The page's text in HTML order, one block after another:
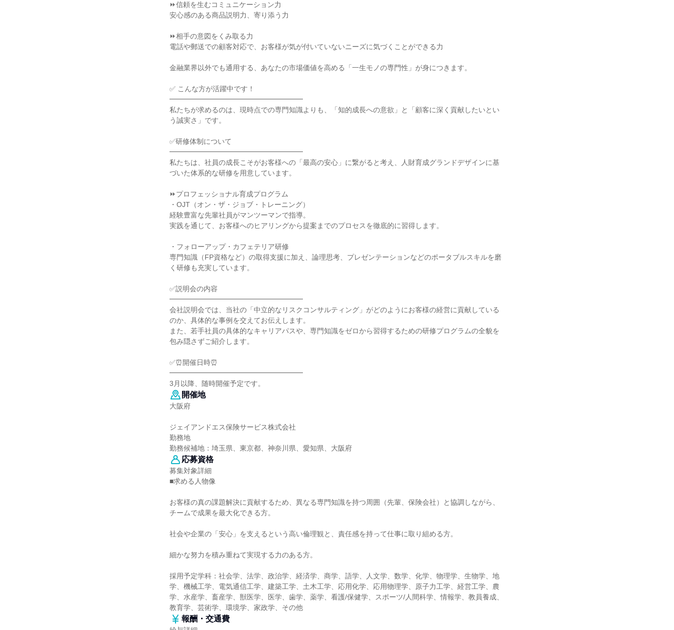
⏩信頼を生むコミュニケーション力
安心感のある商品説明力、寄り添う力
⏩相手の意図をくみ取る力
電話や郵送での顧客対応で、お客様が気が付いていないニーズに気づくことができる力
金融業界以外でも通用する、あなたの市場価値を高める「一生モノの専門性」が身につきます。
✅ こんな方が活躍中です！
━━━━━━━━━━━━━━━━━━━
私たちが求めるのは、現時点での専門知識よりも、「知的成長への意欲」と「顧客に深く貢献したいとい
う誠実さ」です。
✅研修体制について
━━━━━━━━━━━━━━━━━━━
私たちは、社員の成長こそがお客様への「最高の安心」に繋がると考え、人財育成グランドデザインに基
づいた体系的な研修を用意しています。
⏩プロフェッショナル育成プログラム
・OJT（オン・ザ・ジョブ・トレーニング）
経験豊富な先輩社員がマンツーマンで指導。
実践を通じて、お客様へのヒアリングから提案までのプロセスを徹底的に習得します。
・フォローアップ・カフェテリア研修
専門知識（FP資格など）の取得支援に加え、論理思考、プレゼンテーションなどのポータブルスキルを磨
く研修も充実しています。
✅説明会の内容
━━━━━━━━━━━━━━━━━━━
会社説明会では、当社の「中立的なリスクコンサルティング」がどのようにお客様の経営に貢献している
のか、具体的な事例を交えてお伝えします。
また、若手社員の具体的なキャリアパスや、専門知識をゼロから習得するための研修プログラムの全貌を
包み隠さずご紹介します。
✅⏰開催日時⏰
━━━━━━━━━━━━━━━━━━━
3月以降、随時開催予定です。
開催地
大阪府
ジェイアンドエス保険サービス株式会社
勤務地
勤務候補地：埼玉県、東京都、神奈川県、愛知県、大阪府
応募資格
募集対象詳細
■求める人物像
お客様の真の課題解決に貢献するため、異なる専門知識を持つ周囲（先輩、保険会社）と協調しながら、
チームで成果を最大化できる方。
社会や企業の「安心」を支えるという高い倫理観と、責任感を持って仕事に取り組める方。
細かな努力を積み重ねて実現する力のある方。
採用予定学科：社会学、法学、政治学、経済学、商学、語学、人文学、数学、化学、物理学、生物学、地
学、機械工学、電気通信工学、建築工学、土木工学、応用化学、応用物理学、原子力工学、経営工学、農
学、水産学、畜産学、獣医学、医学、歯学、薬学、看護/保健学、スポーツ/人間科学、情報学、教員養成、
教育学、芸術学、環境学、家政学、その他
報酬・交通費